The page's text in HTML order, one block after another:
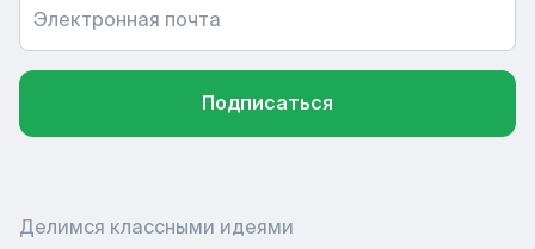
Электронная почта
Подписаться
Делимся классными идеями